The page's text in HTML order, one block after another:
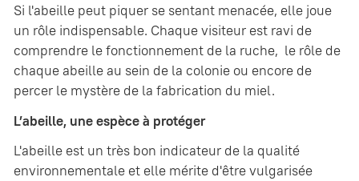
Si l'abeille peut piquer se sentant menacée, elle joue
un rôle indispensable. Chaque visiteur est ravi de
comprendre le fonctionnement de la ruche, le rôle de
chaque abeille au sein de la colonie ou encore de
percer le mystère de la fabrication du miel.
L’abeille, une espèce à protéger
L'abeille est un très bon indicateur de la qualité
environnementale et elle mérite d'être vulgarisée